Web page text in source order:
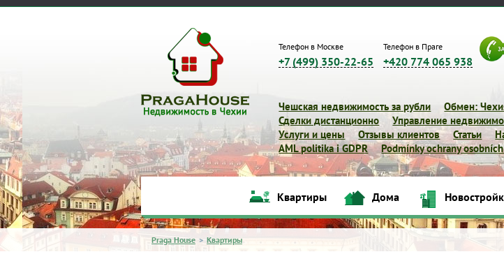
Телефон в Москве
+7 (499) 350-22-65
Телефон в Праге
+420 774 065 938
Чешская недвижимость за рубли
Обмен:
Сделки дистанционно
Управление
Услуги и цены
Отзывы клиентов Статьи
AML politika i GDPR
Podmínky ochrany
Квартиры Дома Новостройки
Квартиры Дома
Praga House > Квартиры